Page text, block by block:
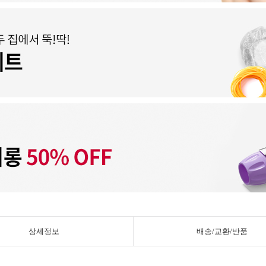
상세정보 배송/교환/반품